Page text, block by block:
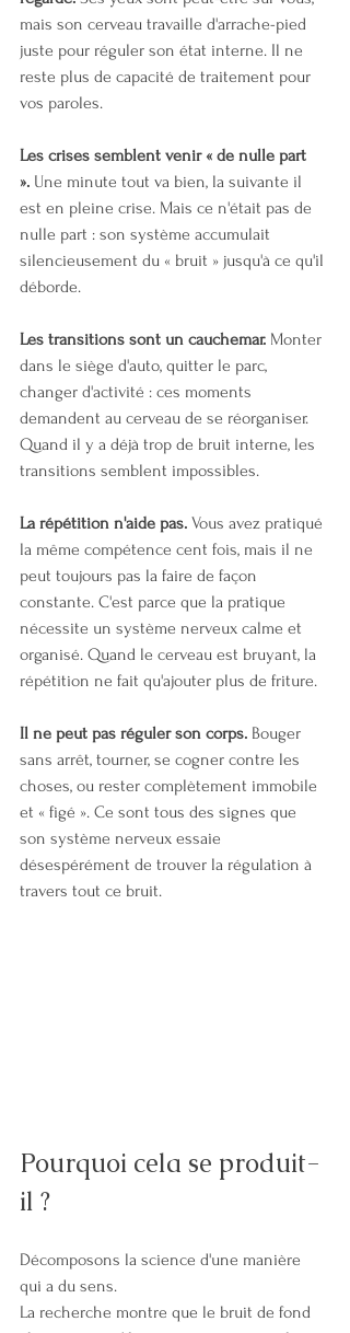
mais son cerveau travaille d'arrache-pied
juste pour réguler son état interne. Il ne
reste plus de capacité de traitement pour
vos paroles.
Les crises semblent venir « de nulle part
». Une minute tout va bien, la suivante il
est en pleine crise. Mais ce n'était pas de
nulle part : son système accumulait
silencieusement du « bruit » jusqu'à ce qu'il
déborde.
Les transitions sont un cauchemar. Monter
dans le siège d'auto, quitter le parc,
changer d'activité : ces moments
demandent au cerveau de se réorganiser.
Quand il y a déjà trop de bruit interne, les
transitions semblent impossibles.
La répétition n'aide pas. Vous avez pratiqué
la même compétence cent fois, mais il ne
peut toujours pas la faire de façon
constante. C'est parce que la pratique
nécessite un système nerveux calme et
organisé. Quand le cerveau est bruyant, la
répétition ne fait qu'ajouter plus de friture.
Il ne peut pas réguler son corps. Bouger
sans arrêt, tourner, se cogner contre les
choses, ou rester complètement immobile
et « figé ». Ce sont tous des signes que
son système nerveux essaie
désespérément de trouver la régulation à
travers tout ce bruit.
Pourquoi cela se produit-
il ?
Décomposons la science d'une manière
qui a du sens.
La recherche montre que le bruit de fond